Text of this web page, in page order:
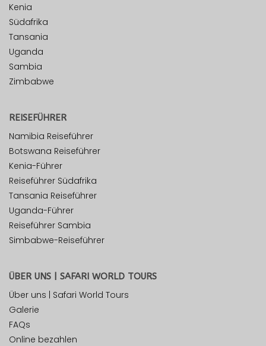
Kenia
Südafrika
Tansania
Uganda
Sambia
Zimbabwe
REISEFÜHRER
Namibia Reiseführer
Botswana Reiseführer
Kenia-Führer
Reiseführer Südafrika
Tansania Reiseführer
Uganda-Führer
Reiseführer Sambia
Simbabwe-Reiseführer
ÜBER UNS | SAFARI WORLD TOURS
Über uns | Safari World Tours
Galerie
FAQs
Online bezahlen